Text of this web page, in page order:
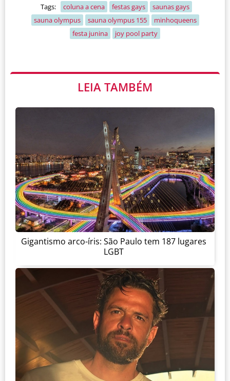
Tags: coluna a cena festas gays
saunas gays
sauna olympus
sauna olympus 155
minhoqueens
festa junina
joy pool party
LEIA TAMBÉM
Gigantismo arco-íris: São Paulo tem 187 lugares
LGBT